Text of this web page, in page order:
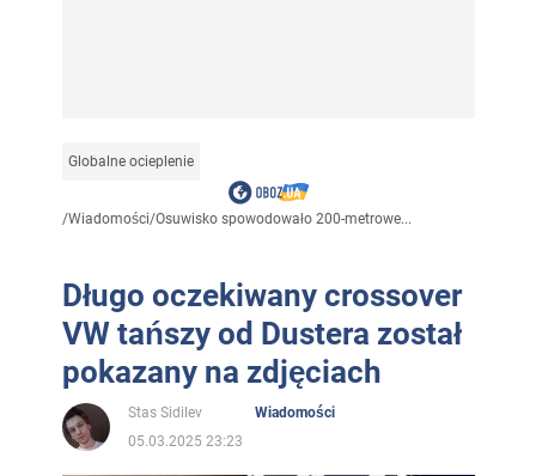
Globalne ocieplenie
/Wiadomości/Osuwisko spowodowało 200-metrowe...
Długo oczekiwany crossover
VW tańszy od Dustera został
pokazany na zdjęciach
Stas Sidilev
Wiadomości
05.03.2025 23:23